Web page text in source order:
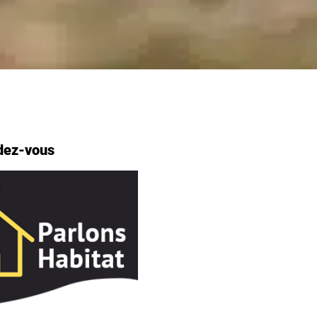
vous